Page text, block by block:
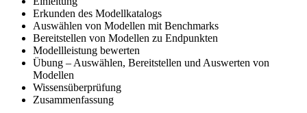
Erkunden des Modellkatalogs
Auswählen von Modellen mit Benchmarks
Bereitstellen von Modellen zu Endpunkten
Modellleistung bewerten
Übung – Auswählen, Bereitstellen und Auswerten von
Modellen
Wissensüberprüfung
Zusammenfassung